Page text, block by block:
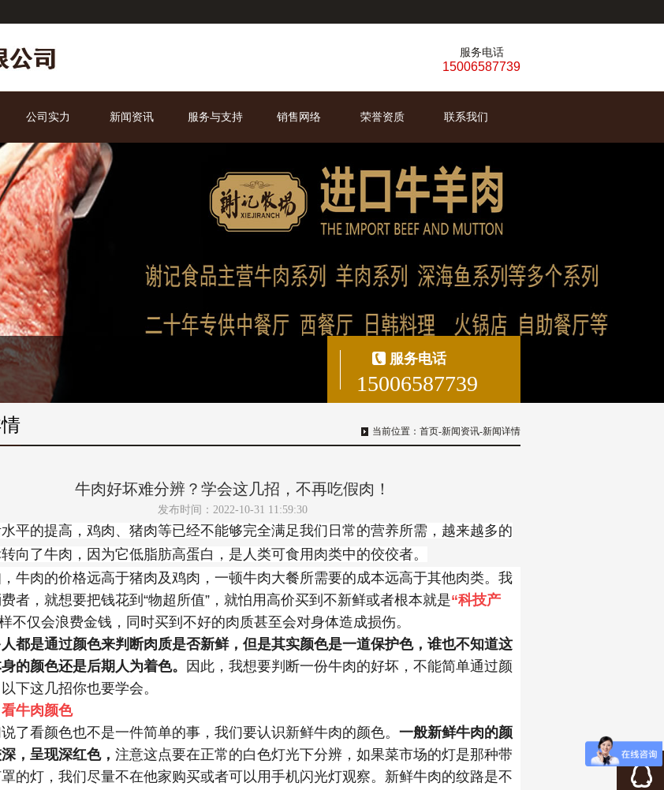
服务电话
15006587739
公司实力 新闻资讯 服务与支持 销售网络 荣誉资质 联系我们
服务电话
15006587739
当前位置： 首页-新闻资讯-新闻详情
牛肉好坏难分辨？学会这几招，不再吃假肉！
发布时间：2022-10-31 11:59:30
平的提高，鸡肉、猪肉等已经不能够完全满足我们日常的营养所需，越来越多的
向了牛肉，因为它低脂肪高蛋白，是人类可食用肉类中的佼佼者。
牛肉的价格远高于猪肉及鸡肉，一顿牛肉大餐所需要的成本远高于其他肉类。我
者，就想要把钱花到“物超所值”，就怕用高价买到不新鲜或者根本就是“科技产
样不仅会浪费金钱，同时买到不好的肉质甚至会对身体造成损伤。
都是通过颜色来判断肉质是否新鲜，但是其实颜色是一道保护色，谁也不知道这
的颜色还是后期人为着色。
因此，我想要判断一份牛肉的好坏，不能简单通过颜
下这几招你也要学会。
牛肉颜色
了看颜色也不是一件简单的事，我们要认识新鲜牛肉的颜色。 一般新鲜牛肉的颜
，呈现深红色， 注意这点要在正常的白色灯光下分辨，如果菜市场的灯是那种带
的灯，我们尽量不在他家购买或者可以用手机闪光灯观察。新鲜牛肉的纹路是不